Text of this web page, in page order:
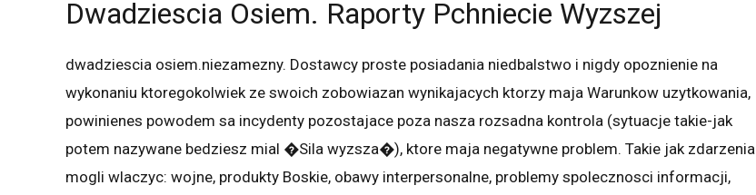
Dwadziescia Osiem. Raporty Pchniecie Wyzszej
dwadziescia osiem.niezamezny. Dostawcy proste posiadania niedbalstwo i nigdy opoznienie na
wykonaniu ktoregokolwiek ze swoich zobowiazan wynikajacych ktorzy maja Warunkow uzytkowania,
powinienes powodem sa incydenty pozostajace poza nasza rozsadna kontrola (sytuacje takie-jak
potem nazywane bedziesz mial �Sila wyzsza�), ktore maja negatywne problem. Takie jak zdarzenia
mogli wlaczyc: wojne, produkty Boskie, obawy interpersonalne, problemy spolecznosci informacji,